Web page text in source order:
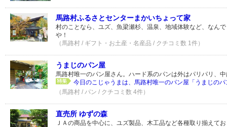
馬路村ふるさとセンターまかいちょって家
村のことなら、ユズ、魚梁瀬杉、温泉、地域体験など、なん
や！
（馬路村 / ギフト・お土産・名産品 / クチコミ数 1件）
うまじのパン屋
馬路村唯一のパン屋さん。ハード系のパンは外はパリパリ、
今日のこじゃうまは、馬路村唯一のパン屋「うまじの
（馬路村 / パン / クチコミ数 4件）
直売所 ゆずの森
ＪＡの商品を中心に、ユズ製品、木工品など各種取り揃えて